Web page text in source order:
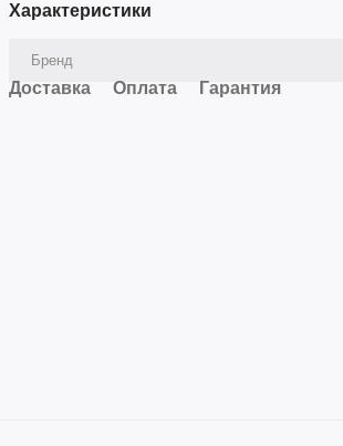
Характеристики
Бренд
Доставка Оплата Гарантия